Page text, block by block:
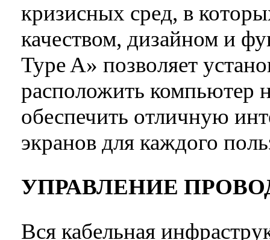
кризисных сред, в
качеством, дизайном и
Type A» позволяет
расположить компьютер
обеспечить отличную
экранов для каждого
УПРАВЛЕНИЕ
Вся кабельная